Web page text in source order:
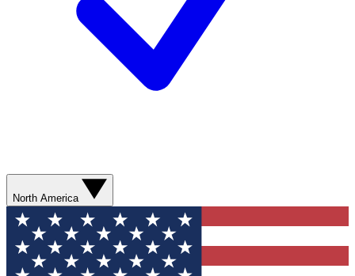
North America